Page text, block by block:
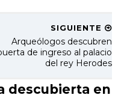
SIGUIENTE
Arqueólogos descubren
de ingreso al palacio
del rey Herodes
descubierta en